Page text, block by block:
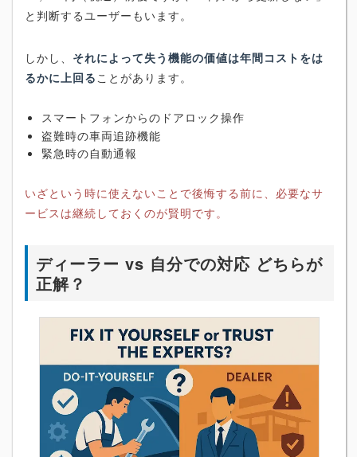
と判断するユーザーもいます。
しかし、 それによって失う機能の価値は年間コストをは
るかに上回ることがあります。
スマートフォンからのドアロック操作
盗難時の車両追跡機能
緊急時の自動通報
いざという時に使えないことで後悔する前に、必要なサ
ービスは継続しておくのが賢明です。
ディーラー vs 自分での対応 どちらが
正解？